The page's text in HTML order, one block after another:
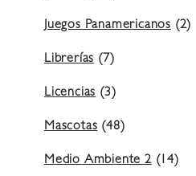
Juegos Panamericanos (2)
Librerías (7)
Licencias (3)
Mascotas (48)
Medio Ambiente 2(14)